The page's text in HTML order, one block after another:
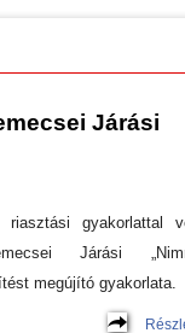
Járási
riasztási gyakorlattal
Járási
megújító gyakorlata.